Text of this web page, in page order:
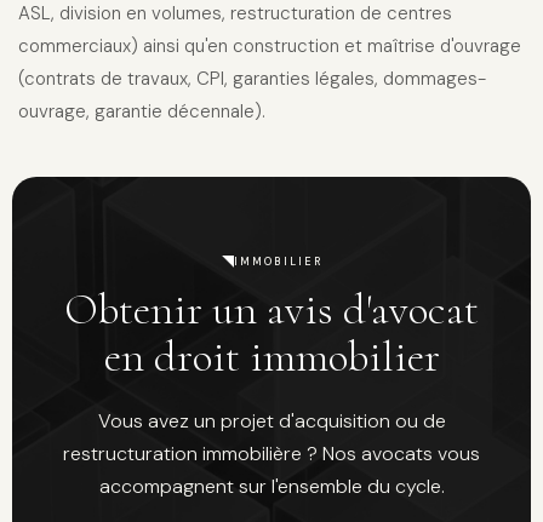
ASL, division en volumes, restructuration de centres
commerciaux) ainsi qu'en construction et maîtrise d'ouvrage
(contrats de travaux, CPI, garanties légales, dommages-
ouvrage, garantie décennale).
IMMOBILIER
Obtenir un avis d'avocat
en droit immobilier
Vous avez un projet d'acquisition ou de
restructuration immobilière ? Nos avocats vous
accompagnent sur l'ensemble du cycle.